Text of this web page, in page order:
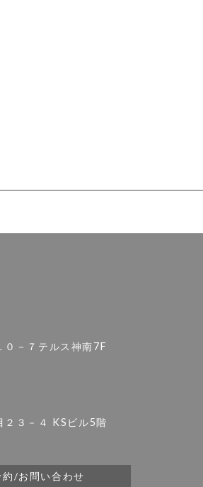
０－７テルス神南7F
２３－４ KSビル5階
約/お問い合わせ